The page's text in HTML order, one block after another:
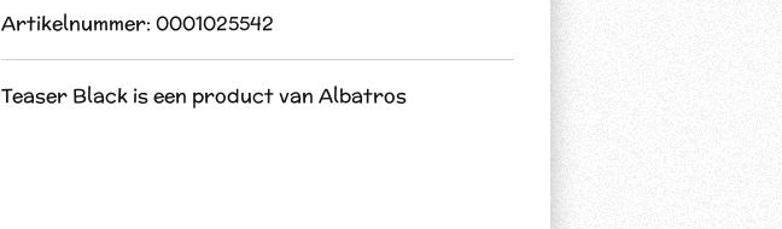
Artikelnummer: 0001025542
Teaser Black is een product van Albatros